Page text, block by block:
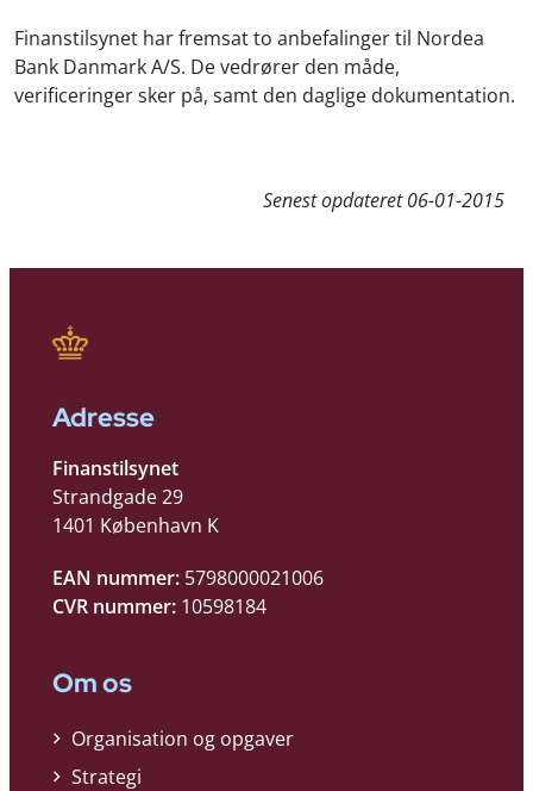
Finanstilsynet har fremsat to anbefalinger til Nordea
Bank Danmark A/S. De vedrører den måde,
verificeringer sker på, samt den daglige dokumentation.
Senest opdateret06-01-2015
Adresse
Finanstilsynet
Strandgade 29
1401 København K
EAN nummer: 5798000021006
CVR nummer: 10598184
Om os
Organisation og opgaver
Strategi